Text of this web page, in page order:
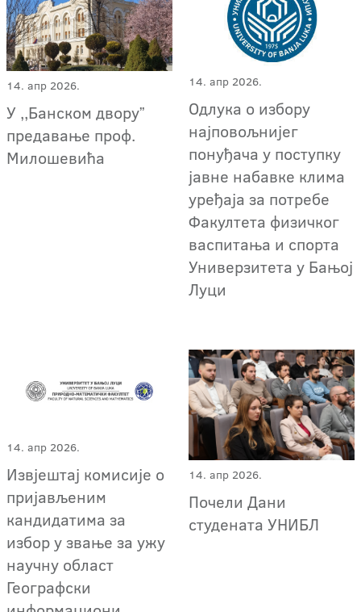
14. апр 2026.
У ,,Банском дворуˮ
предавање проф.
Милошевића
14. апр 2026.
Одлука о избору
најповољнијег
понуђача у поступку
јавне набавке клима
уређаја за потребе
Факултета физичког
васпитања и спорта
Универзитета у Бањој
Луци
14. апр 2026.
Извјештај комисије о
пријављеним
кандидатима за
избор у звање за ужу
научну област
Географски
14. апр 2026.
Почели Дани
студената УНИБЛ